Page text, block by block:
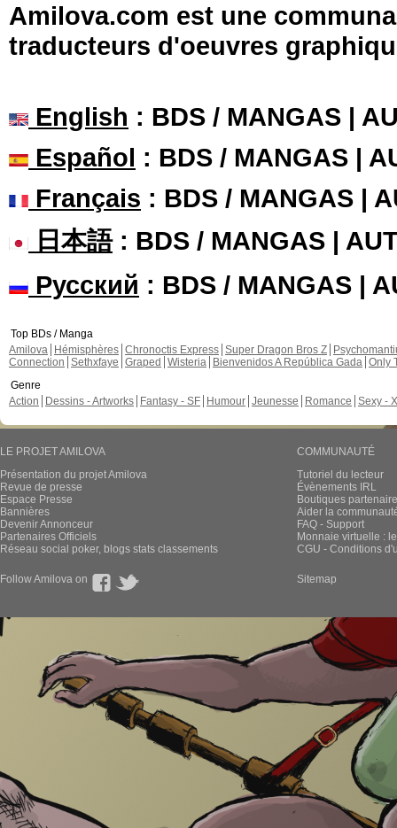
Amilova.com est une
traducteurs d'oeuvres
English : BDS / MANGAS |
Español : BDS / MANGAS |
Français : BDS / MANGAS |
日本語: BDS / MANGAS |
Русский : BDS / MANGAS |
Top BDs / Manga
Amilova
Hémisphères Chronoctis Express Super Dragon Bros Z
Connection Sethxfaye Graped Wisteria Bienvenidos A República Gada Only
Genre
Action
Dessins - Artworks Fantasy - SF Humour Jeunesse Romance Sexy -
LE PROJET AMILOVA
Présentation du projet Amilova
Revue de presse
Espace Presse
Bannières
Devenir Annonceur
Partenaires Officiels
Réseau social poker, blogs stats classements
COMMUNAUTÉ
Tutoriel du lecteur
Évènements IRL
Boutiques
Aider la
FAQ - Support
Monnaie virtuelle :
CGU - Conditions
Follow Amilova on Sitemap